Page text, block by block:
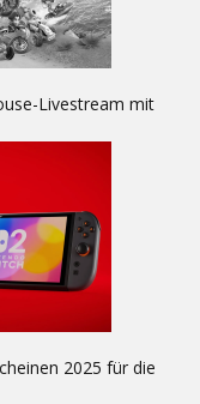
Livestream mit
2025 für die